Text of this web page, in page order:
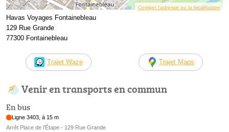
Corriger l’adresse ou la localisation
Havas Voyages Fontainebleau
129 Rue Grande
77300 Fontainebleau
Trajet Waze Trajet Maps
Venir en transports en commun
En bus
Ligne 3403, à 15 m
Arrêt Place de l'Étape - 129 Rue Grande